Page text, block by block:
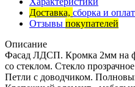
Доставка, сборка и
Отзывы покупателей
Описание
Фасад ЛДСП. Кромка 2мм на
со стеклом. Стекло
Петли с доводчиком.